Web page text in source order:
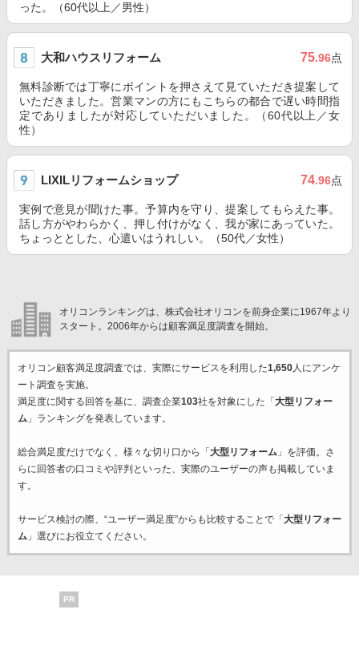
った。（60代以上／男性）
大和ハウスリフォーム 75.96点
無料診断では丁寧にポイントを押さえて見ていただき提案して
いただきました。営業マンの方にもこちらの都合で遅い時間指
定でありましたが対応していただいました。（60代以上／女
性）
LIXILリフォームショップ 74.96点
実例で意見が聞けた事。予算内を守り、提案してもらえた事。
話し方がやわらかく、押し付けがなく、我が家にあっていた。
ちょっととした、心遣いはうれしい。（50代／女性）
オリコンランキングは、株式会社オリコンを前身企業に1967年より
スタート。2006年からは顧客満足度調査を開始。
オリコン顧客満足度調査では、実際にサービスを利用した1,650人にアンケ
ート調査を実施。
満足度に関する回答を基に、調査企業103社を対象にした「 大型リフォー
ム」ランキングを発表しています。
総合満足度だけでなく、様々な切り口から「 大型リフォーム」を評価。さ
らに回答者の口コミや評判といった、実際のユーザーの声も掲載していま
す。
サービス検討の際、“ユーザー満足度”からも比較することで「 大型リフォー
ム」選びにお役立てください。
PR